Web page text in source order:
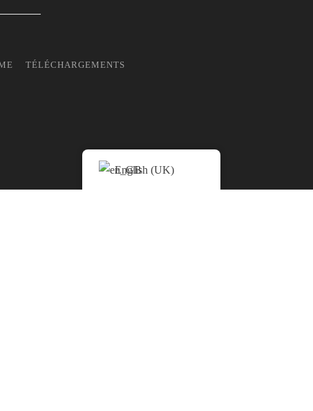
TÉLÉCHARGEMENTS
English (UK)